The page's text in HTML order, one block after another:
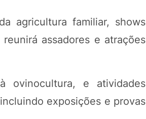
agricultura familiar, shows
assadores e atrações
ovinocultura, e atividades
exposições e provas